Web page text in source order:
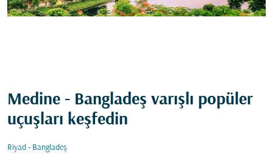
Medine - Bangladeş varışlı popüler
uçuşları keşfedin
Riyad - Bangladeş